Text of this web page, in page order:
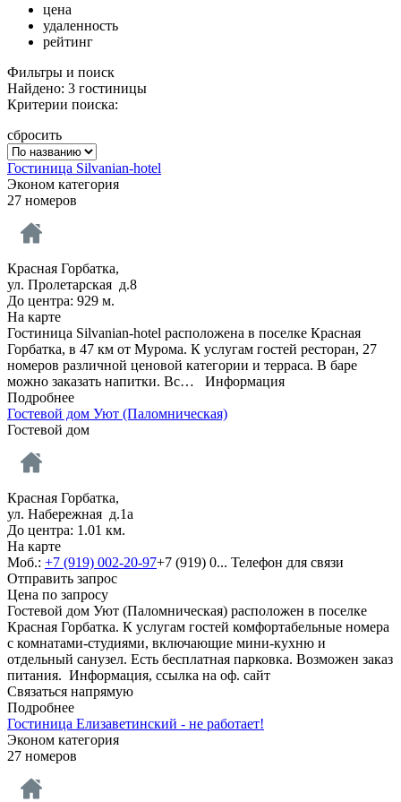
цена
удаленность
рейтинг
Фильтры и поиск
Найдено: 3 гостиницы
Критерии поиска:
сбросить
Гостиница Silvanian-hotel
Эконом категория
27 номеров
Красная Горбатка,
ул. Пролетарская д.8
До центра: 929 м.
На карте
Гостиница Silvanian-hotel расположена в поселке Красная
Горбатка, в 47 км от Мурома. К услугам гостей ресторан, 27
номеров различной ценовой категории и терраса. В баре
можно заказать напитки. Вс… Информация
Подробнее
Гостевой дом Уют (Паломническая)
Гостевой дом
Красная Горбатка,
ул. Набережная д.1а
До центра: 1.01 км.
На карте
Моб.: +7 (919) 002-20-97+7 (919) 0... Телефон для связи
Отправить запрос
Цена по запросу
Гостевой дом Уют (Паломническая) расположен в поселке
Красная Горбатка. К услугам гостей комфортабельные номера
с комнатами-студиями, включающие мини-кухню и
отдельный санузел. Есть бесплатная парковка. Возможен заказ
питания. Информация, ссылка на оф. сайт
Связаться напрямую
Подробнее
Гостиница Елизаветинский - не работает!
Эконом категория
27 номеров